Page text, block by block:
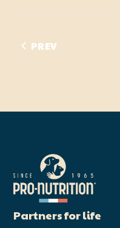
PREV
Partners for life